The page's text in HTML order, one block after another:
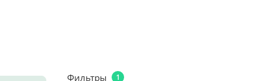
Фильтры 1